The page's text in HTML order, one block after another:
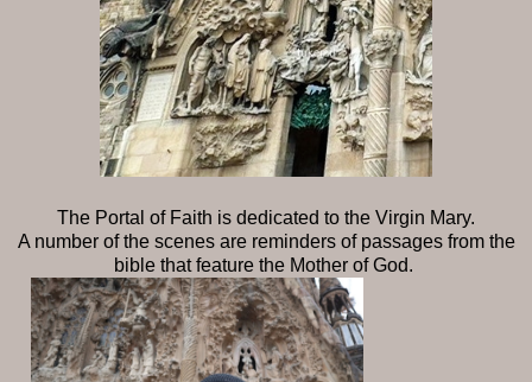
The Portal of Faith is dedicated to the Virgin Mary.
A number of the scenes are reminders of passages from the
bible that feature the Mother of God.